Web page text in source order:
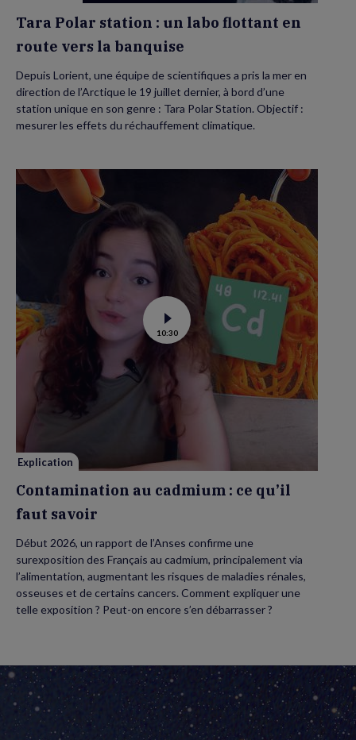
Tara Polar station : un labo flottant en
route vers la banquise
Depuis Lorient, une équipe de scientifiques a pris la mer en
direction de l’Arctique le 19 juillet dernier, à bord d’une
station unique en son genre : Tara Polar Station. Objectif :
mesurer les effets du réchauffement climatique.
Voir
la
vidéo
Contamination
au
cadmium :
ce
savoir
10:30
Explication
Contamination au cadmium : ce qu’il
faut savoir
Début 2026, un rapport de l’Anses confirme une
surexposition des Français au cadmium, principalement via
l’alimentation, augmentant les risques de maladies rénales,
osseuses et de certains cancers. Comment expliquer une
telle exposition ? Peut-on encore s’en débarrasser ?